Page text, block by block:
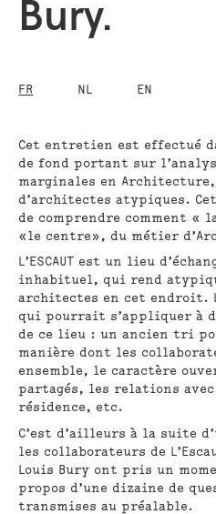
Bury.
FR NL EN
Cet entretien est effectué
de fond portant sur
marginales en
d’architectes atypiques.
de comprendre comment «
«le centre», du métier
L’ESCAUT est un lieu
inhabituel, qui rend
architectes en cet endroit.
qui pourrait s’appliquer à
de ce lieu : un ancien tri
manière dont les
ensemble, le caractère
partagés, les relations
résidence, etc.
C’est d’ailleurs à la suite
les collaborateurs de
Louis Bury ont pris un
propos d’une dizaine de
transmises au préalable.